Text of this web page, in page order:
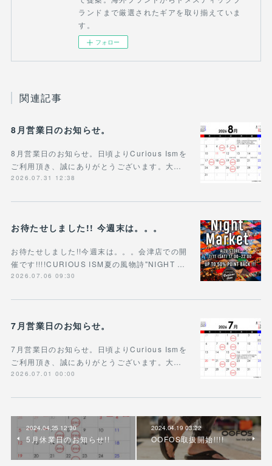
ランドまで厳選されたギアを取り揃えていま
す。
フォロー
関連記事
8月営業日のお知らせ。
8月営業日のお知らせ。日頃よりCurious Ismを
ご利用頂き、誠にありがとうございます。大…
2026.07.31 12:38
お待たせしました!! 今週末は。。。
お待たせしました!!今週末は。。。会津店での開
催です!!!!CURIOUS ISM夏の風物詩"NIGHT …
2026.07.06 09:30
7月営業日のお知らせ。
7月営業日のお知らせ。日頃よりCurious Ismを
ご利用頂き、誠にありがとうございます。大…
2026.07.01 00:00
2024.04.25 12:30
5月休業日のお知らせ!!
2024.04.19 03:22
OOFOS取扱開始!!!!